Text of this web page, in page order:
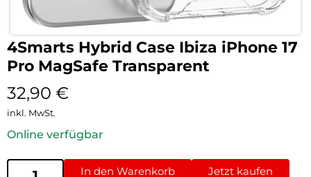
4Smarts Hybrid Case Ibiza iPhone 17
Pro MagSafe Transparent
32,90 €
inkl. MwSt.
Online verfügbar
In den Warenkorb Jetzt kaufen